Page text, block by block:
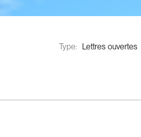
Type: Lettres ouvertes